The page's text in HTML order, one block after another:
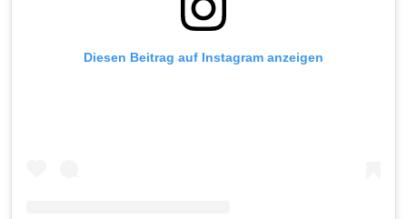
Diesen Beitrag auf Instagram anzeigen